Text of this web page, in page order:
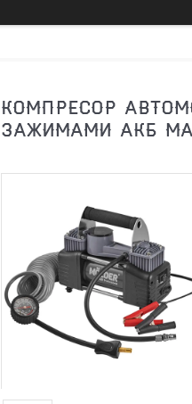
КОМПРЕСОР
ЗАЖИМАМИ АКБ